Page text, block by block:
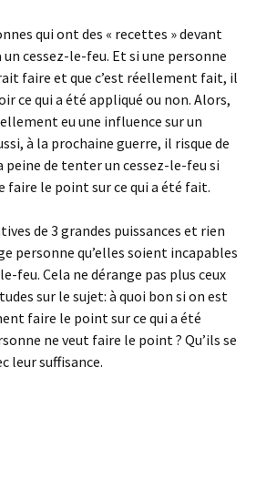
qui ont des « recettes » devant
cessez-le-feu. Et si une personne
faire et que c’est réellement fait, il
ce qui a été appliqué ou non. Alors,
eu une influence sur un
à la prochaine guerre, il risque de
peine de tenter un cessez-le-feu si
faire le point sur ce qui a été fait.
de 3 grandes puissances et rien
personne qu’elles soient incapables
feu. Cela ne dérange pas plus ceux
sur le sujet: à quoi bon si on est
faire le point sur ce qui a été
ne veut faire le point ? Qu’ils se
leur suffisance.